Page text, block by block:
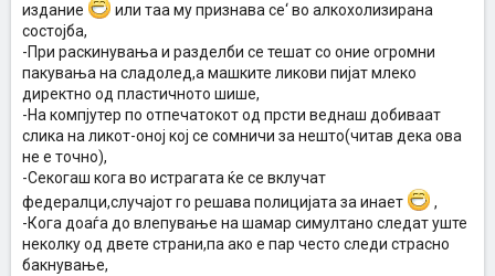
издание
или таа му признава се‘ во алкохолизирана
состојба,
-При раскинувања и разделби се тешат со оние огромни
пакувања на сладолед,а машките ликови пијат млеко
директно од пластичното шише,
-На компјутер по отпечатокот од прсти веднаш добиваат
слика на ликот-оној кој се сомничи за нешто(читав дека ова
не е точно),
-Секогаш кога во истрагата ќе се вклучат
федералци,случајот го решава полицијата за инает
,
-Кога доаѓа до влепување на шамар симултано следат уште
неколку од двете страни,па ако е пар често следи страсно
бакнување,